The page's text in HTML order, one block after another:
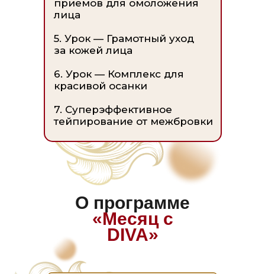
приемов для омоложения
лица
5. Урок — Грамотный уход
за кожей лица
6. Урок — Комплекс для
красивой осанки
7. Суперэффективное
тейпирование от межбровки
О программе
«Месяц с
DIVA»